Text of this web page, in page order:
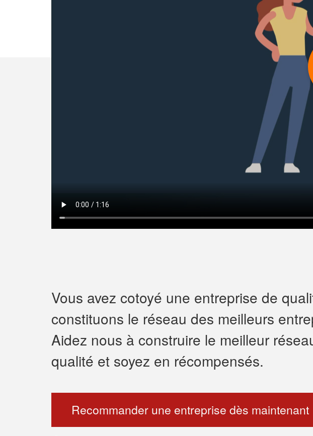
Vous avez cotoyé une entreprise de
constituons le réseau des meilleurs
Aidez nous à construire le meilleur
qualité et soyez en récompensés.
Recommander une entreprise dès maintenant